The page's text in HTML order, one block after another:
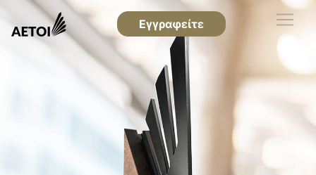
Εγγραφείτε